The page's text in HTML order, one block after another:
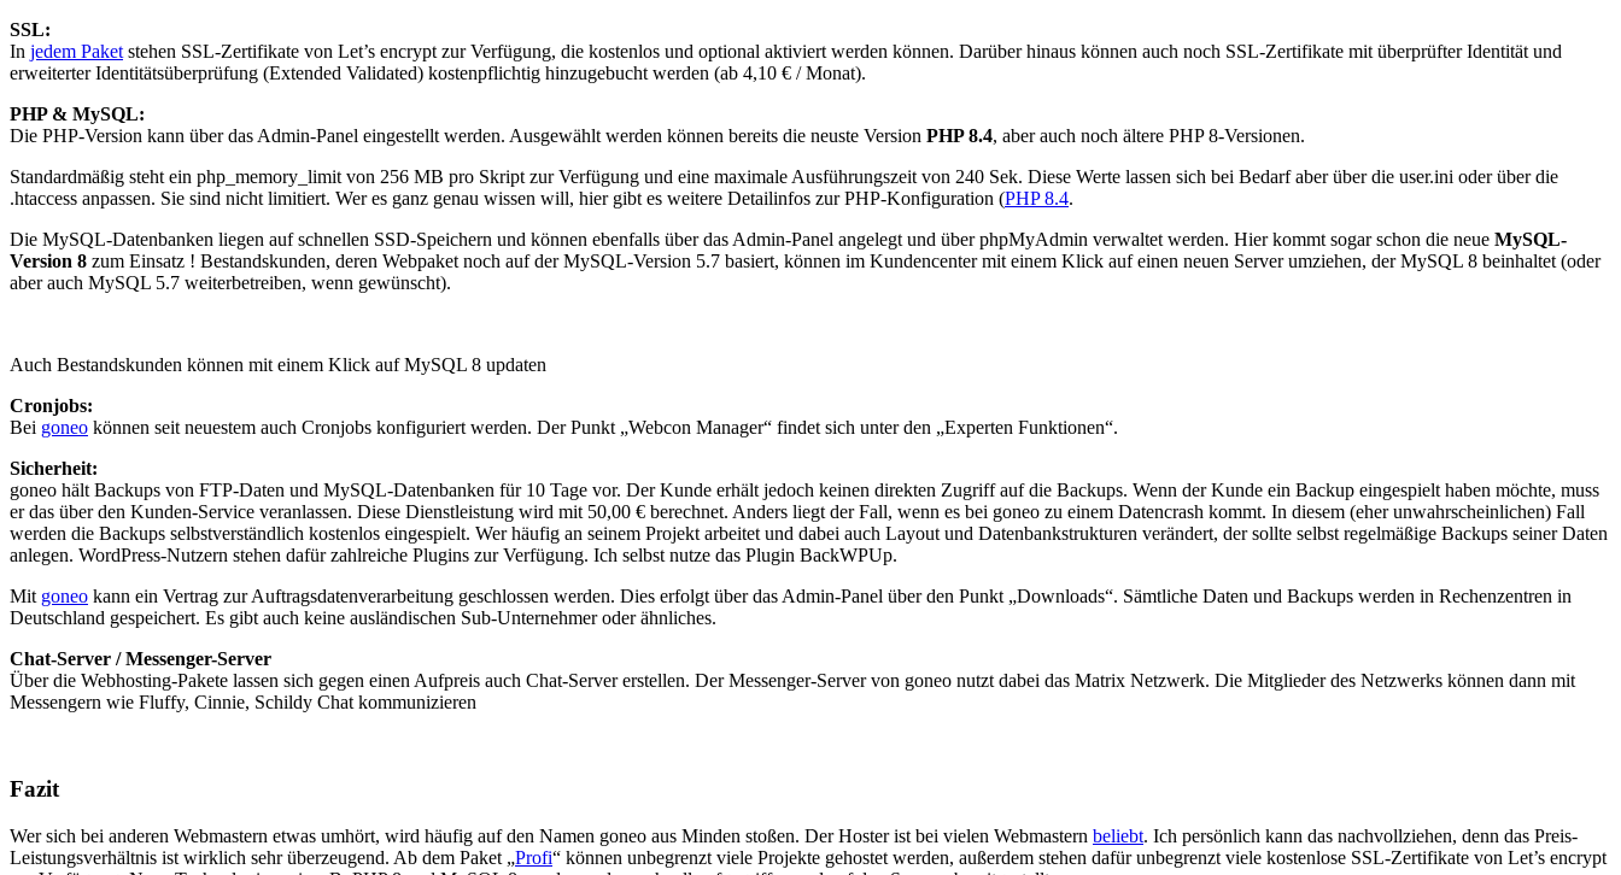
SSL:
In jedem Paket stehen SSL-Zertifikate von Let’s encrypt zur Verfügung, die kostenlos und optional aktiviert werden können. Darüber hinaus können auch noch SSL-Zertifikate mit überprüfter Identität und
erweiterter Identitätsüberprüfung (Extended Validated) kostenpflichtig hinzugebucht werden (ab 4,10 € / Monat).
PHP & MySQL:
Die PHP-Version kann über das Admin-Panel eingestellt werden. Ausgewählt werden können bereits die neuste Version PHP 8.4, aber auch noch ältere PHP 8-Versionen.
Standardmäßig steht ein php_memory_limit von 256 MB pro Skript zur Verfügung und eine maximale Ausführungszeit von 240 Sek. Diese Werte lassen sich bei Bedarf aber über die user.ini oder über die
.htaccess anpassen. Sie sind nicht limitiert. Wer es ganz genau wissen will, hier gibt es weitere Detailinfos zur PHP-Konfiguration (PHP 8.4.
Die MySQL-Datenbanken liegen auf schnellen SSD-Speichern und können ebenfalls über das Admin-Panel angelegt und über phpMyAdmin verwaltet werden. Hier kommt sogar schon die neue MySQL-
Version 8 zum Einsatz ! Bestandskunden, deren Webpaket noch auf der MySQL-Version 5.7 basiert, können im Kundencenter mit einem Klick auf einen neuen Server umziehen, der MySQL 8 beinhaltet (oder
aber auch MySQL 5.7 weiterbetreiben, wenn gewünscht).
Auch Bestandskunden können mit einem Klick auf MySQL 8 updaten
Cronjobs:
Bei goneo können seit neuestem auch Cronjobs konfiguriert werden. Der Punkt „Webcon Manager“ findet sich unter den „Experten Funktionen“.
Sicherheit:
goneo hält Backups von FTP-Daten und MySQL-Datenbanken für 10 Tage vor. Der Kunde erhält jedoch keinen direkten Zugriff auf die Backups. Wenn der Kunde ein Backup eingespielt haben möchte, muss
er das über den Kunden-Service veranlassen. Diese Dienstleistung wird mit 50,00 € berechnet. Anders liegt der Fall, wenn es bei goneo zu einem Datencrash kommt. In diesem (eher unwahrscheinlichen) Fall
werden die Backups selbstverständlich kostenlos eingespielt. Wer häufig an seinem Projekt arbeitet und dabei auch Layout und Datenbankstrukturen verändert, der sollte selbst regelmäßige Backups seiner Daten
anlegen. WordPress-Nutzern stehen dafür zahlreiche Plugins zur Verfügung. Ich selbst nutze das Plugin BackWPUp.
Mit goneo kann ein Vertrag zur Auftragsdatenverarbeitung geschlossen werden. Dies erfolgt über das Admin-Panel über den Punkt „Downloads“. Sämtliche Daten und Backups werden in Rechenzentren in
Deutschland gespeichert. Es gibt auch keine ausländischen Sub-Unternehmer oder ähnliches.
Chat-Server / Messenger-Server
Über die Webhosting-Pakete lassen sich gegen einen Aufpreis auch Chat-Server erstellen. Der Messenger-Server von goneo nutzt dabei das Matrix Netzwerk. Die Mitglieder des Netzwerks können dann mit
Messengern wie Fluffy, Cinnie, Schildy Chat kommunizieren
Fazit
Wer sich bei anderen Webmastern etwas umhört, wird häufig auf den Namen goneo aus Minden stoßen. Der Hoster ist bei vielen Webmastern beliebt. Ich persönlich kann das nachvollziehen, denn das Preis-
Leistungsverhältnis ist wirklich sehr überzeugend. Ab dem Paket „Profi“ können unbegrenzt viele Projekte gehostet werden, außerdem stehen dafür unbegrenzt viele kostenlose SSL-Zertifikate von Let’s encrypt